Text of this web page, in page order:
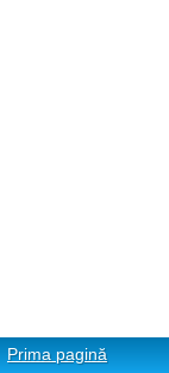
Prima pagină